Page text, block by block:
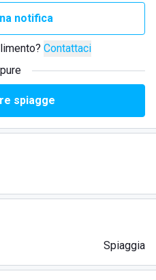
notifica
Contattaci
spiagge
Spiaggia